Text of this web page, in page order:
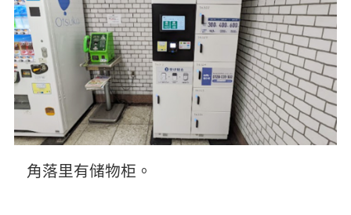
角落里有储物柜。